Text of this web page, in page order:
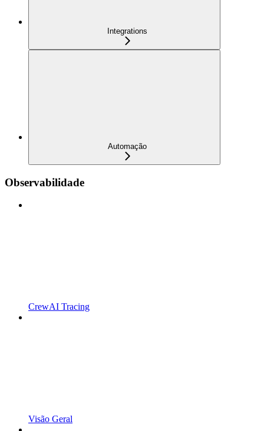
Integrations
Automação
Observabilidade
CrewAI Tracing
Visão Geral